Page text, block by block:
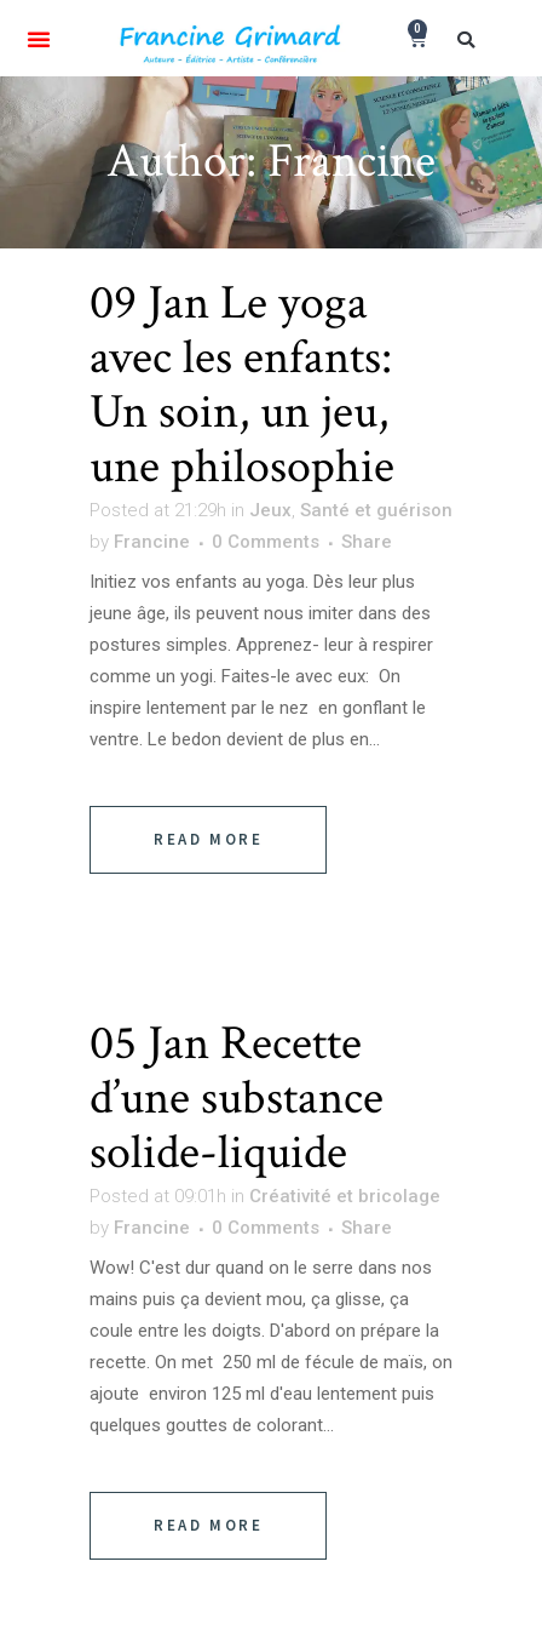
0
Author: Francine
09 JanLe yoga
avec les enfants:
Un soin, un jeu,
une philosophie
Posted at 21:29h in Jeux, Santé et guérison
by Francine 0 Comments
Share
Initiez vos enfants au yoga. Dès leur plus
jeune âge, ils peuvent nous imiter dans des
postures simples. Apprenez- leur à respirer
comme un yogi. Faites-le avec eux: On
inspire lentement par le nez en gonflant le
ventre. Le bedon devient de plus en...
READ MORE
05 JanRecette
d’une substance
solide-liquide
Posted at 09:01h in Créativité et bricolage
by Francine 0 Comments
Share
Wow! C'est dur quand on le serre dans nos
mains puis ça devient mou, ça glisse, ça
coule entre les doigts. D'abord on prépare la
recette. On met 250 ml de fécule de maïs, on
ajoute environ 125 ml d'eau lentement puis
quelques gouttes de colorant...
READ MORE